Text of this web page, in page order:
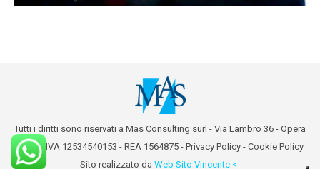
Tutti i diritti sono riservati a Mas Consulting surl - Via Lambro 36 - Opera
(MI) - P.IVA 12534540153 - REA 1564875 - Privacy Policy - Cookie Policy
Sito realizzato da Web Sito Vincente <=